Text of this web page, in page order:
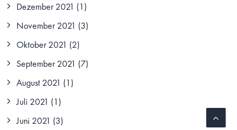
Dezember 2021 (1)
November 2021 (3)
Oktober 2021 (2)
September 2021 (7)
August 2021 (1)
Juli 2021 (1)
Juni 2021 (3)